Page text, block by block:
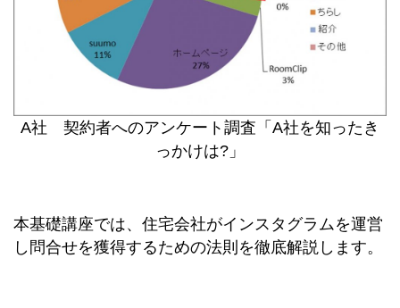
A社 契約者へのアンケート調査「A社を知ったき
っかけは?」
本基礎講座では、住宅会社がインスタグラムを運営
し問合せを獲得するための法則を徹底解説します。